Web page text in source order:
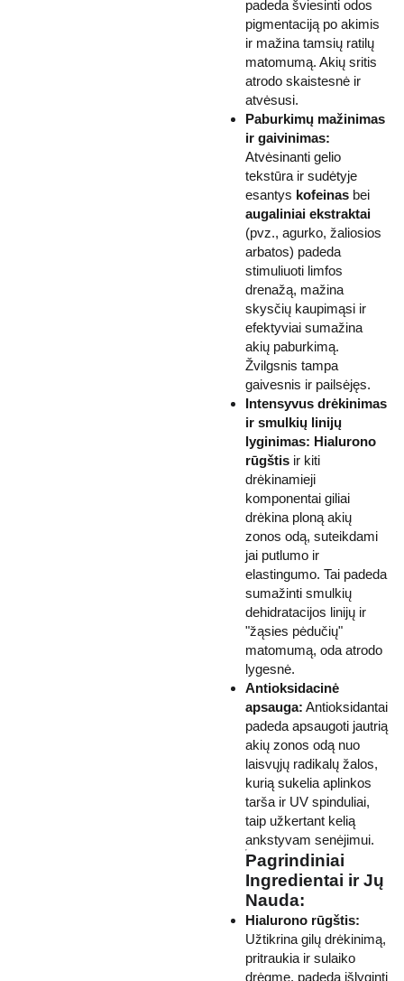
padeda šviesinti odos
pigmentaciją po akimis
ir mažina tamsių ratilų
matomumą. Akių sritis
atrodo skaistesnė ir
atvėsusi.
Paburkimų mažinimas
ir gaivinimas:
Atvėsinanti gelio
tekstūra ir sudėtyje
esantys kofeinas bei
augaliniai ekstraktai
(pvz., agurko, žaliosios
arbatos) padeda
stimuliuoti limfos
drenažą, mažina
skysčių kaupimąsi ir
efektyviai sumažina
akių paburkimą.
Žvilgsnis tampa
gaivesnis ir pailsėjęs.
Intensyvus drėkinimas
ir smulkių linijų
lyginimas: Hialurono
rūgštis ir kiti
drėkinamieji
komponentai giliai
drėkina ploną akių
zonos odą, suteikdami
jai putlumo ir
elastingumo. Tai padeda
sumažinti smulkių
dehidratacijos linijų ir
"žąsies pėdučių"
matomumą, oda atrodo
lygesnė.
Antioksidacinė
apsauga: Antioksidantai
padeda apsaugoti jautrią
akių zonos odą nuo
laisvųjų radikalų žalos,
kurią sukelia aplinkos
tarša ir UV spinduliai,
taip užkertant kelią
ankstyvam senėjimui.
Pagrindiniai
Ingredientai ir Jų
Nauda:
Hialurono rūgštis:
Užtikrina gilų drėkinimą,
pritraukia ir sulaiko
drėgmę, padeda išlyginti